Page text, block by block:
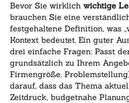
Bevor Sie wirklich wichtige
brauchen Sie eine
festgehaltene Definition, was
Kontext bedeutet. Ein guter
drei einfache Fragen: Passt
grundsätzlich zu Ihrem
Firmengröße,
darauf, dass das Thema
Zeitdruck, budgetnahe